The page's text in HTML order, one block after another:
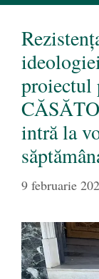
proiectul
intră la
9 februarie